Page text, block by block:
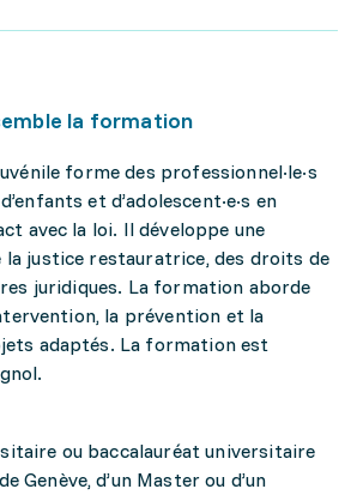
la formation
forme des professionnel·le·s
et d’adolescent·e·s en
avec la loi. Il développe une
la justice restauratrice, des droits de
juridiques. La formation aborde
la prévention et la
adaptés. La formation est
ou baccalauréat universitaire
Genève, d’un Master ou d’un